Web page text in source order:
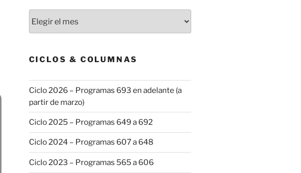
las
CICLOS & COLUMNAS
Ciclo 2026 – Programas 693 en adelante (a
partir de marzo)
Ciclo 2025 – Programas 649 a 692
Ciclo 2024 – Programas 607 a 648
Ciclo 2023 – Programas 565 a 606